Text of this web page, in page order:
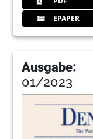
EPAPER
Ausgabe:
01/2023